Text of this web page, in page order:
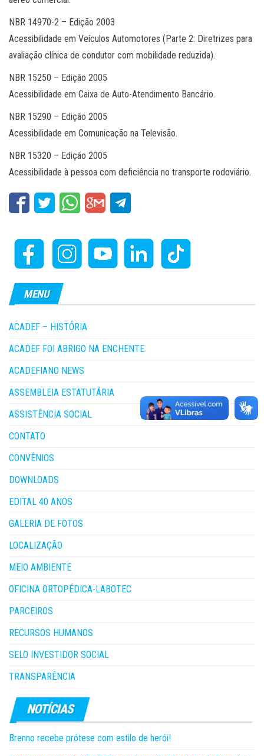
NBR 14970-2 – Edição 2003
Acessibilidade em Veículos Automotores (Parte 2: Diretrizes para
avaliação clínica de condutor com mobilidade reduzida).
NBR 15250 – Edição 2005
Acessibilidade em Caixa de Auto-Atendimento Bancário.
NBR 15290 – Edição 2005
Acessibilidade em Comunicação na Televisão.
NBR 15320 – Edição 2005
Acessibilidade à pessoa com deficiência no transporte rodoviário.
MENU
ACADEF – HISTÓRIA
ACADEF FOI ABRIGO NA ENCHENTE
ACADEFIANO NEWS
ASSEMBLEIA ESTATUTÁRIA
ASSISTÊNCIA SOCIAL
CONTATO
CONVÊNIOS
DOWNLOADS
EDITAL 40 ANOS
GALERIA DE FOTOS
LOCALIZAÇÃO
MEIO AMBIENTE
OFICINA ORTOPÉDICA-LABOTEC
PARCEIROS
RECURSOS HUMANOS
SELO INVESTIDOR SOCIAL
TRANSPARÊNCIA
Brenno recebe prótese com estilo de herói!